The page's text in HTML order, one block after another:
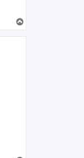
a
g